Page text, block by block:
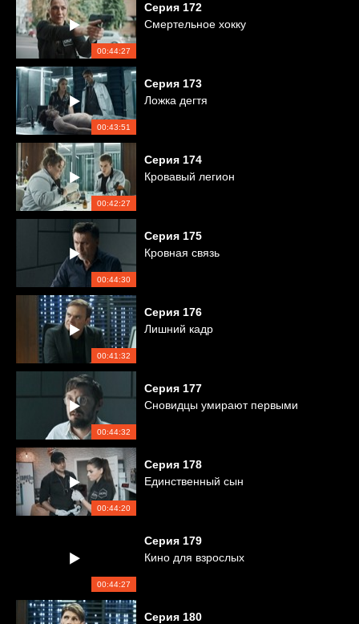
00:44:27
Серия 172
Смертельное хокку
00:43:51
Серия 173
Ложка дегтя
00:42:27
Серия 174
Кровавый легион
00:44:30
Серия 175
Кровная связь
00:41:32
Серия 176
Лишний кадр
00:44:32
Серия 177
Сновидцы умирают первыми
00:44:20
Серия 178
Единственный сын
00:44:27
Серия 179
Кино для взрослых
Серия 180